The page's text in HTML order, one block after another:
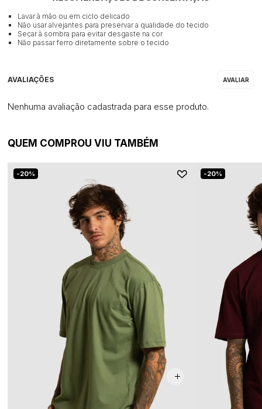
Lavar à mão ou em ciclo delicado
Não usar alvejantes para preservar a qualidade do tecido
Secar à sombra para evitar desgaste na cor
Não passar ferro diretamente sobre o tecido
Nenhuma avaliação cadastrada para esse produto.
QUEM COMPROU VIU TAMBÉM
20% 20%